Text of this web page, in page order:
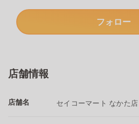
フォロー
店舗情報
店舗名 セイコーマート なかた店